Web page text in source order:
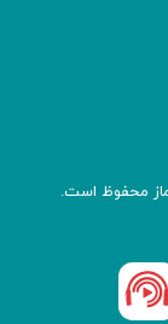
محفوظ است.